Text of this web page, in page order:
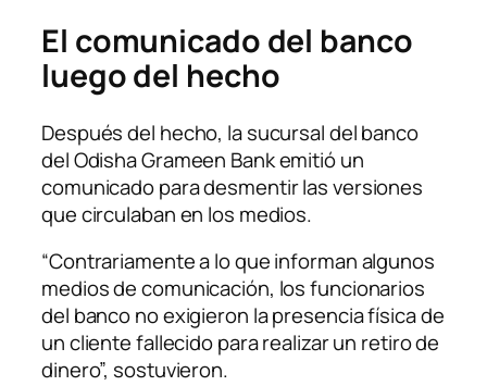
El comunicado del banco
luego del hecho
Después del hecho, la sucursal del banco
del Odisha Grameen Bank emitió un
comunicado para desmentir las versiones
que circulaban en los medios.
“Contrariamente a lo que informan algunos
medios de comunicación, los funcionarios
del banco no exigieron la presencia física de
un cliente fallecido para realizar un retiro de
dinero”, sostuvieron.